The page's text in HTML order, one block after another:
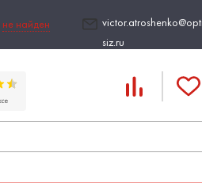
не найден
siz.ru